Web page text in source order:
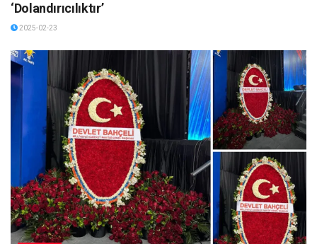
‘Dolandırıcılıktır’
2025-02-23